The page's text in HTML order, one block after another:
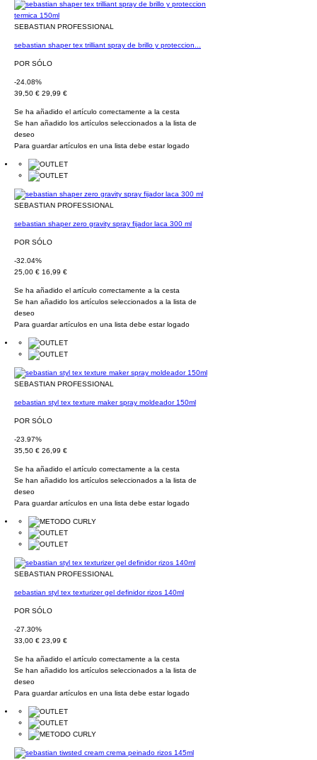
SEBASTIAN PROFESSIONAL
sebastian shaper tex trilliant spray de brillo y proteccion...
POR SÓLO
-24.08%
39,50 € 29,99 €
Se ha añadido el artículo correctamente a la cesta
Se han añadido los artículos seleccionados a la lista de
deseo
Para guardar artículos en una lista debe estar logado
SEBASTIAN PROFESSIONAL
sebastian shaper zero gravity spray fijador laca 300 ml
POR SÓLO
-32.04%
25,00 € 16,99 €
Se ha añadido el artículo correctamente a la cesta
Se han añadido los artículos seleccionados a la lista de
deseo
Para guardar artículos en una lista debe estar logado
SEBASTIAN PROFESSIONAL
sebastian styl tex texture maker spray moldeador 150ml
POR SÓLO
-23.97%
35,50 € 26,99 €
Se ha añadido el artículo correctamente a la cesta
Se han añadido los artículos seleccionados a la lista de
deseo
Para guardar artículos en una lista debe estar logado
SEBASTIAN PROFESSIONAL
sebastian styl tex texturizer gel definidor rizos 140ml
POR SÓLO
-27.30%
33,00 € 23,99 €
Se ha añadido el artículo correctamente a la cesta
Se han añadido los artículos seleccionados a la lista de
deseo
Para guardar artículos en una lista debe estar logado